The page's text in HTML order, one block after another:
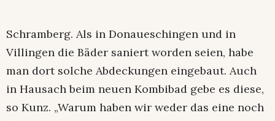
Schramberg. Als in Donaueschingen und in
Villingen die Bäder saniert worden seien, habe
man dort solche Abdeckungen eingebaut. Auch
in Hausach beim neuen Kombibad gebe es diese,
so Kunz. „Warum haben wir weder das eine noch